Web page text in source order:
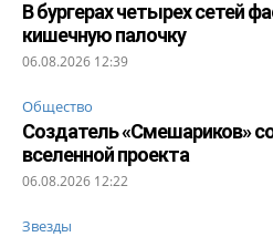
В бургерах четырех сетей
кишечную палочку
06.08.2026 12:39
Общество
Создатель «Смешариков»
вселенной проекта
06.08.2026 12:22
Звезды